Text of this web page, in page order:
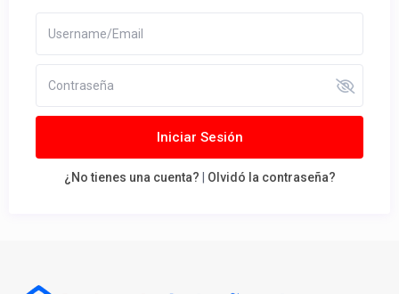
Iniciar Sesión
¿No tienes una cuenta? Olvidó la contraseña?